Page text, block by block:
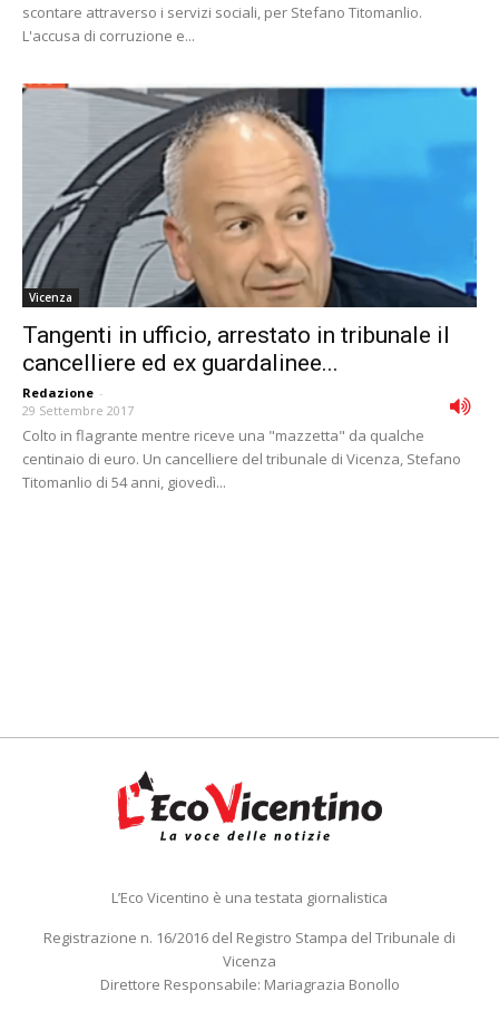
scontare attraverso i servizi sociali, per Stefano Titomanlio.
L'accusa di corruzione e...
Vicenza
Tangenti in ufficio, arrestato in tribunale il
cancelliere ed ex guardalinee...
Redazione -
29 Settembre 2017
Colto in flagrante mentre riceve una "mazzetta" da qualche
centinaio di euro. Un cancelliere del tribunale di Vicenza, Stefano
Titomanlio di 54 anni, giovedì...
L’Eco Vicentino è una testata giornalistica
Registrazione n. 16/2016 del Registro Stampa del Tribunale di
Vicenza
Direttore Responsabile: Mariagrazia Bonollo